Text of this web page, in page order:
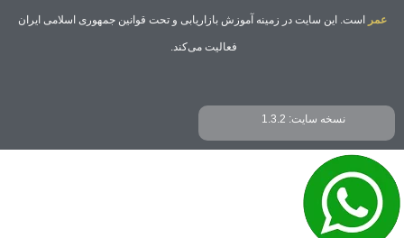
عمر است. این سایت در زمینه آموزش بازاریابی و تحت قوانین جمهوری اسلامی ایران
فعالیت می‌کند.
نسخه سایت: 1.3.2